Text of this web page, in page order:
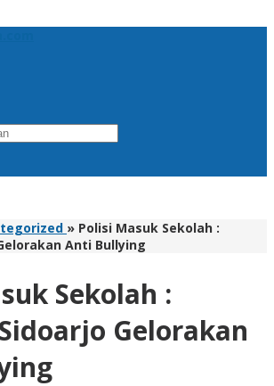
» Polisi Masuk Sekolah :
Anti Bullying
Sekolah :
Gelorakan